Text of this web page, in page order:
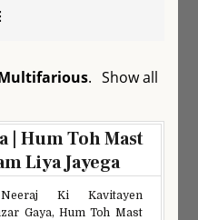
. Show all
| Hum Toh Mast
Liya Jayega
Neeraj Ki Kavitayen
Gaya, Hum Toh Mast